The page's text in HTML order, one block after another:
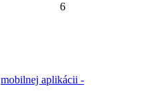
6
mobilnej aplikácii -